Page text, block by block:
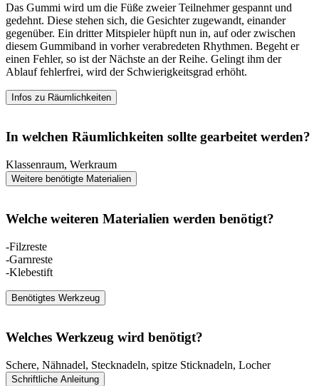
Das Gummi wird um die Füße zweier Teilnehmer gespannt und
gedehnt. Diese stehen sich, die Gesichter zugewandt, einander
gegenüber. Ein dritter Mitspieler hüpft nun in, auf oder zwischen
diesem Gummiband in vorher verabredeten Rhythmen. Begeht er
einen Fehler, so ist der Nächste an der Reihe. Gelingt ihm der
Ablauf fehlerfrei, wird der Schwierigkeitsgrad erhöht.
Infos zu Räumlichkeiten
In welchen Räumlichkeiten sollte gearbeitet werden?
Klassenraum, Werkraum
Weitere benötigte Materialien
Welche weiteren Materialien werden benötigt?
-Filzreste
-Garnreste
-Klebestift
Benötigtes Werkzeug
Welches Werkzeug wird benötigt?
Schere, Nähnadel, Stecknadeln, spitze Sticknadeln, Locher
Schriftliche Anleitung